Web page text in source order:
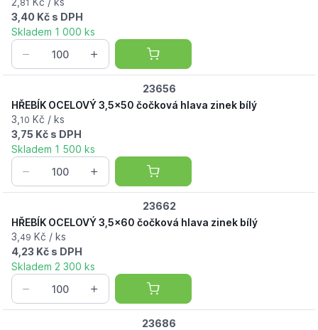
81
3,40 Kč s DPH
Skladem 1 000 ks
23656
HŘEBÍK OCELOVÝ 3,5x50 čočková hlava zinek bílý
3, 10 Kč / ks
3,75 Kč s DPH
Skladem 1 500 ks
23662
HŘEBÍK OCELOVÝ 3,5x60 čočková hlava zinek bílý
3, 49 Kč / ks
4,23 Kč s DPH
Skladem 2 300 ks
23686